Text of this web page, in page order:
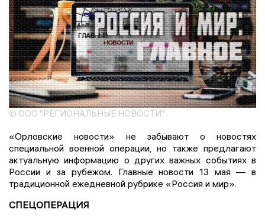
© ООО "РЕГИОНАЛЬНЫЕ НОВОСТИ"
«Орловские новости» не забывают о новостях
специальной военной операции, но также предлагают
актуальную информацию о других важных событиях в
России и за рубежом. Главные новости 13 мая — в
традиционной ежедневной рубрике «Россия и мир».
СПЕЦОПЕРАЦИЯ